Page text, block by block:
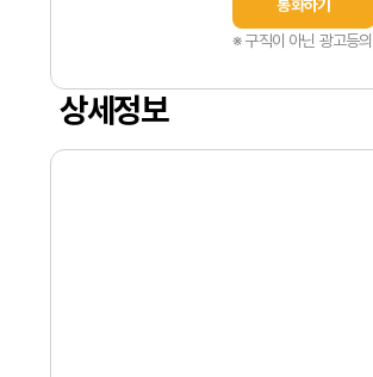
통화하기
※ 구직이 아닌 광고등
상세정보